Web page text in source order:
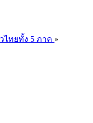
ไทยทั้ง 5 ภาค »